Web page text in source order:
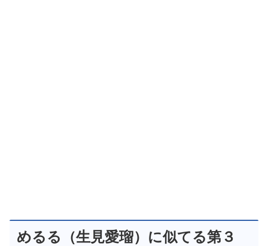
めるる（生見愛瑠）に似てる第３